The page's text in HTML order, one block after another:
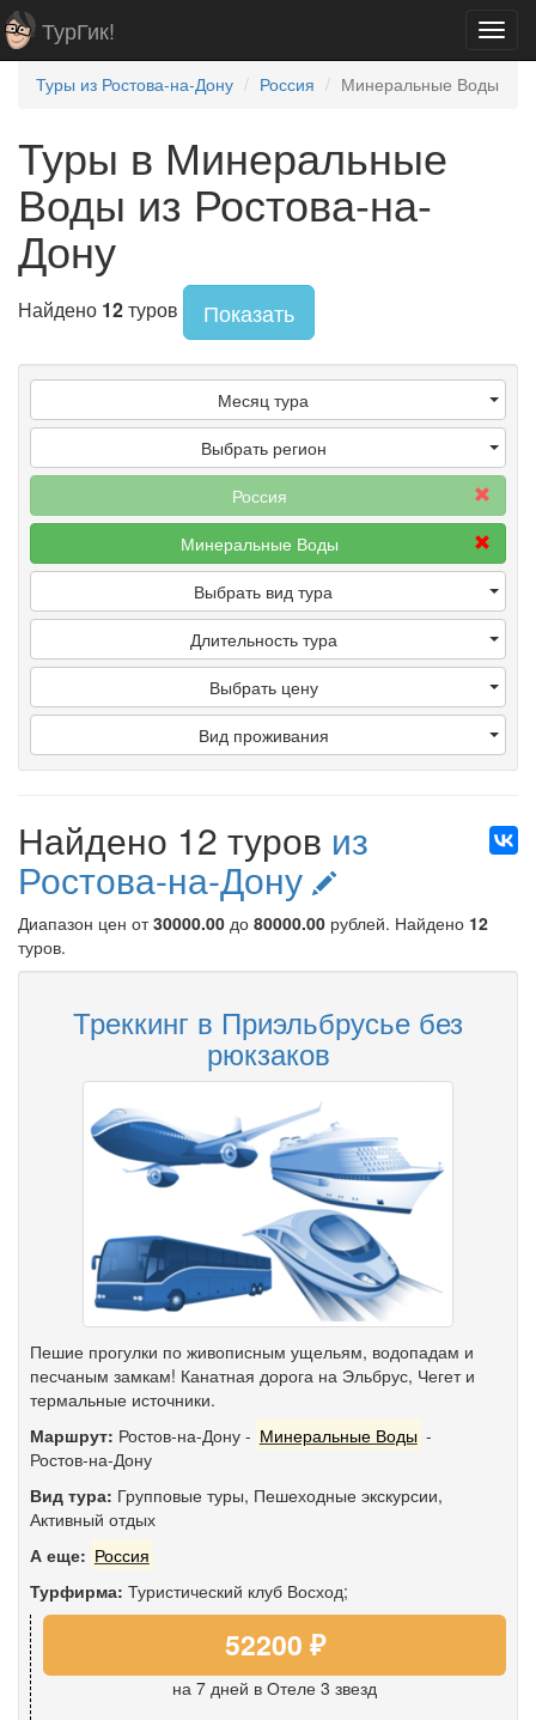
ТурГик!
Туры из Ростова-на-Дону Россия Минеральные Воды
Туры в Минеральные
Воды из Ростова-на-
Дону
Найдено 12туров Показать
Месяц тура
Выбрать регион
Россия
Минеральные Воды
Выбрать вид тура
Длительность тура
Выбрать цену
Вид проживания
Найдено 12 туров из
Ростова-на-Дону
Диапазон цен от30000.00 до 80000.00 рублей. Найдено 12
туров.
Треккинг в Приэльбрусье без
рюкзаков
Пешие прогулки по живописным ущельям, водопадам и
песчаным замкам! Канатная дорога на Эльбрус, Чегет и
термальные источники.
Маршрут: Ростов-на-Дону - Минеральные Воды -
Ростов-на-Дону
Вид тура: Групповые туры, Пешеходные экскурсии,
Активный отдых
А еще: Россия
Турфирма: Туристический клуб Восход;
52200 ₽
на 7 дней в Отеле 3 звезд